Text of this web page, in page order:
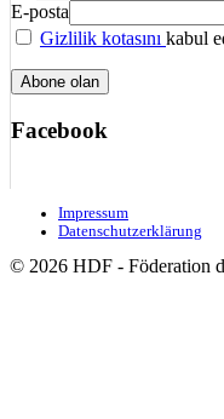
E-posta
Gizlilik kotasını kabul
Facebook
Impressum
Datenschutzerklärung
© 2026 HDF - Föderation